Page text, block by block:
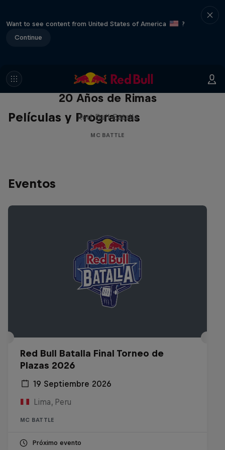
Want to see content from United States of America
?
Continue
Películas y Programas
Red Bull Batalla Nueva Historia:
20 Años de Rimas
Red Bull Batalla
MC BATTLE
Eventos
Red Bull Batalla Final Torneo de
Plazas 2026
19 Septiembre 2026
Lima, Peru
MC BATTLE
Próximo evento